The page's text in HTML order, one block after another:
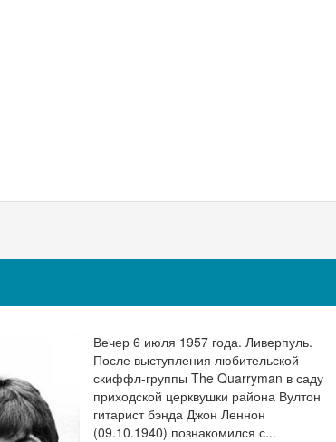
Вечер 6 июля 1957 года. Ливерпуль.
После выступления любительской
скиффл-группы The Quarryman в саду
приходской церквушки района Вултон
гитарист бэнда Джон Леннон
(09.10.1940) познакомился с...